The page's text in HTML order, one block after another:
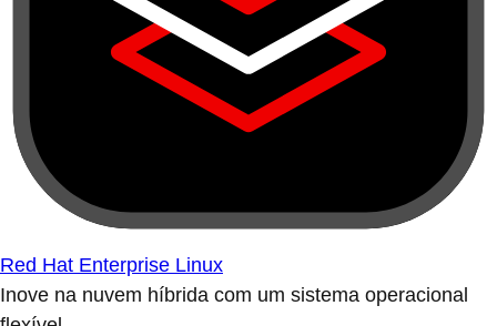
Red Hat Enterprise Linux
Inove na nuvem híbrida com um sistema operacional